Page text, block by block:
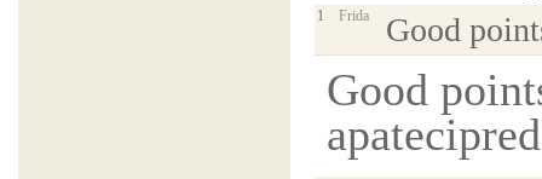
1 Frida Good
Good